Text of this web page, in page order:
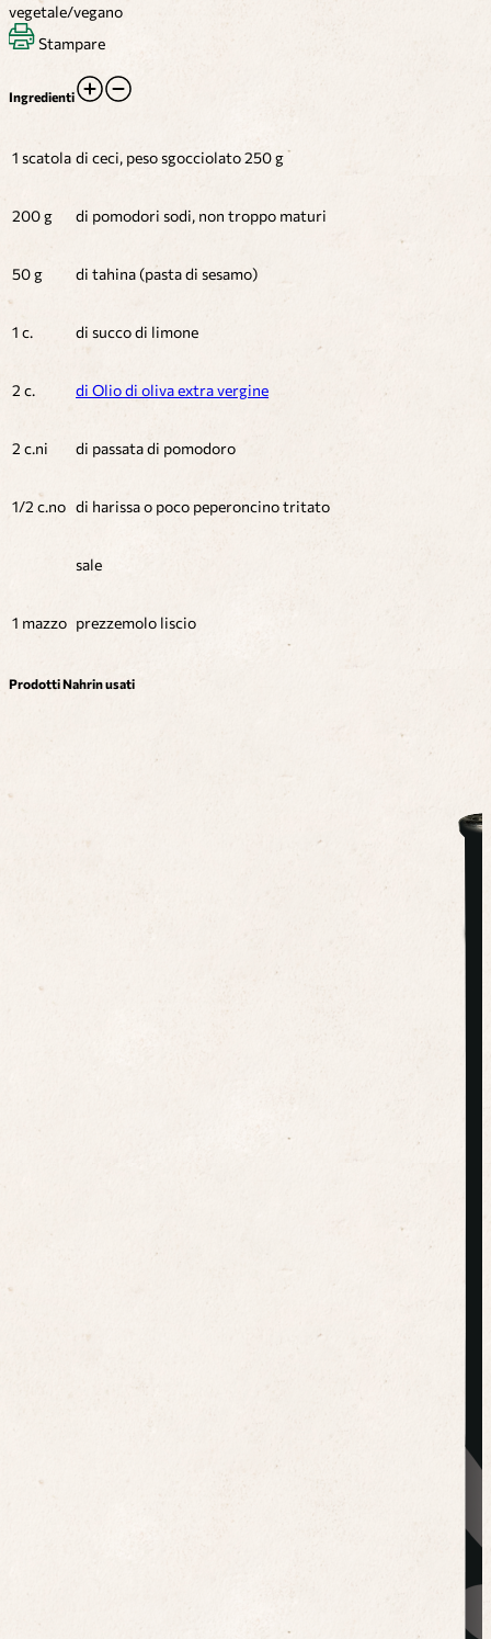
vegetale/vegano
Stampare
Ingredienti
1 scatola di ceci, peso sgocciolato 250 g
200 g di pomodori sodi, non troppo maturi
50 g di tahina (pasta di sesamo)
1 c. di succo di limone
2 c. di Olio di oliva extra vergine
2 c.ni di passata di pomodoro
1/2 c.no di harissa o poco peperoncino tritato
sale
1 mazzo prezzemolo liscio
Prodotti Nahrin usati